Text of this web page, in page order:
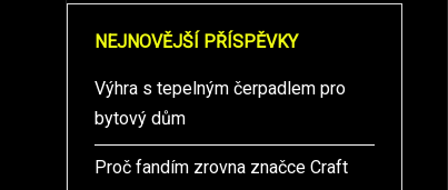
NEJNOVĚJŠÍ PŘÍSPĚVKY
Výhra s tepelným čerpadlem pro
bytový dům
Proč fandím zrovna značce Craft